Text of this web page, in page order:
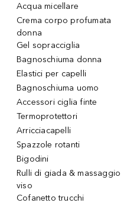
Acqua micellare
Crema corpo profumata
donna
Gel sopracciglia
Bagnoschiuma donna
Elastici per capelli
Bagnoschiuma uomo
Accessori ciglia finte
Termoprotettori
Arricciacapelli
Spazzole rotanti
Bigodini
Rulli di giada & massaggio
viso
Cofanetto trucchi